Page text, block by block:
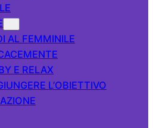
AL FEMMINILE
E RELAX
L’OBIETTIVO